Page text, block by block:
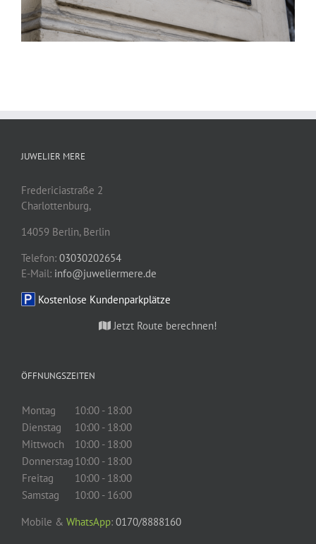
JUWELIER MERE
Fredericiastraße 2
Charlottenburg,
14059 Berlin, Berlin
Telefon: 03030202654
E-Mail: info@juweliermere.de
Kostenlose Kundenparkplätze
Jetzt Route berechnen!
ÖFFNUNGSZEITEN
Montag
10:00 - 18:00
Dienstag
10:00 - 18:00
Mittwoch
10:00 - 18:00
Donnerstag 10:00 - 18:00
Freitag
10:00 - 18:00
Samstag
10:00 - 16:00
Mobile & WhatsApp: 0170/8888160